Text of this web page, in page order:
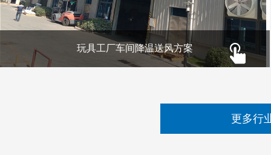
玩具工厂车间降温送风方案
更多行